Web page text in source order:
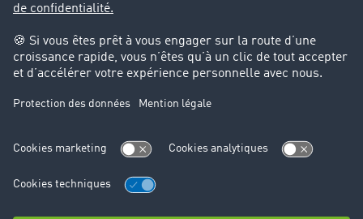
Protection des données
Cookie-Einstellungen
Support